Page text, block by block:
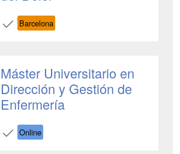
Barcelona
Máster Universitario en
Dirección y Gestión de
Enfermería
Online